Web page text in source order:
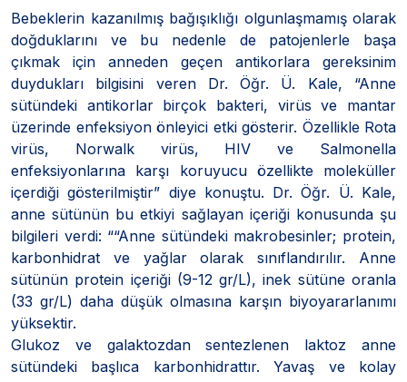
Bebeklerin kazanılmış bağışıklığı olgunlaşmamış olarak
doğduklarını ve bu nedenle de patojenlerle başa
çıkmak için anneden geçen antikorlara gereksinim
duydukları bilgisini veren Dr. Öğr. Ü. Kale, “Anne
sütündeki antikorlar birçok bakteri, virüs ve mantar
üzerinde enfeksiyon önleyici etki gösterir. Özellikle Rota
virüs, Norwalk virüs, HIV ve Salmonella
enfeksiyonlarına karşı koruyucu özellikte moleküller
içerdiği gösterilmiştir” diye konuştu. Dr. Öğr. Ü. Kale,
anne sütünün bu etkiyi sağlayan içeriği konusunda şu
bilgileri verdi: ““Anne sütündeki makrobesinler; protein,
karbonhidrat ve yağlar olarak sınıflandırılır. Anne
sütünün protein içeriği (9-12 gr/L), inek sütüne oranla
(33 gr/L) daha düşük olmasına karşın biyoyararlanımı
yüksektir.
Glukoz ve galaktozdan sentezlenen laktoz anne
sütündeki başlıca karbonhidrattır. Yavaş ve kolay